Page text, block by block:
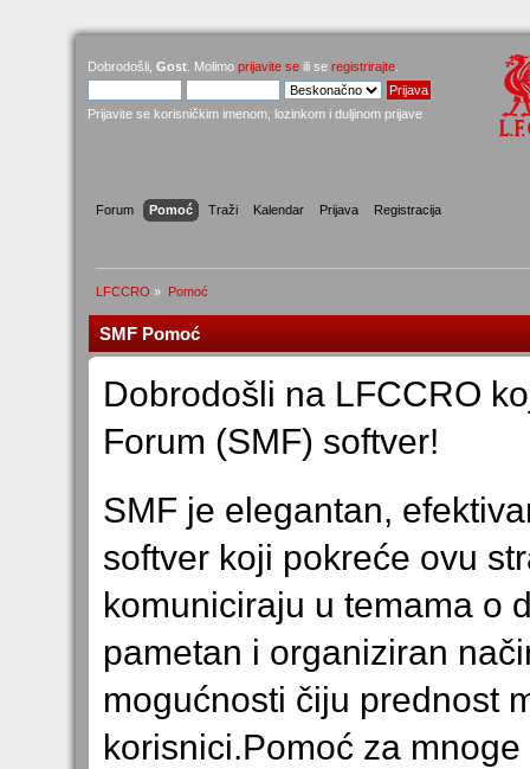
Dobrodošli, Gost . Molimo prijavite se ili se registrirajte
Prijavite se korisničkim imenom, lozinkom i duljinom prijave
Forum Pomoć Traži Kalendar Prijava Registracija
LFCCRO » Pomoć
SMF Pomoć
Dobrodošli na LFCCRO
Forum (SMF) softver!
SMF je elegantan,
softver koji pokreće ovu
komuniciraju u temama o
pametan i organiziran
mogućnosti čiju prednost
korisnici.Pomoć za